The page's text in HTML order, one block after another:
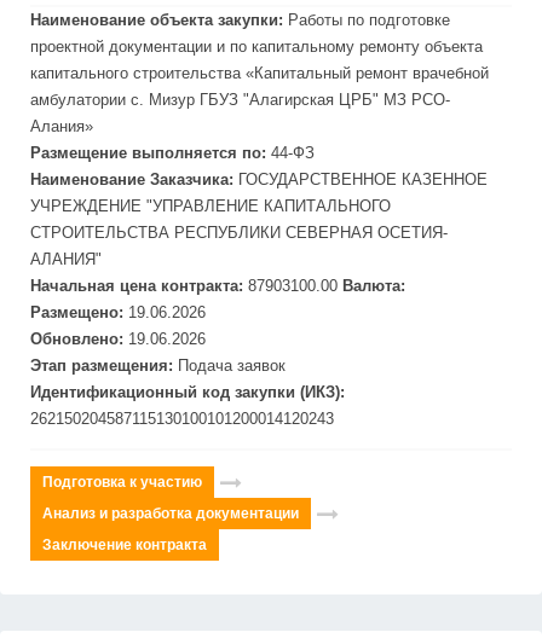
Наименование объекта закупки: Работы по подготовке
проектной документации и по капитальному ремонту объекта
капитального строительства «Капитальный ремонт врачебной
амбулатории с. Мизур ГБУЗ "Алагирская ЦРБ" МЗ РСО-
Алания»
Размещение выполняется по: 44-ФЗ
Наименование Заказчика: ГОСУДАРСТВЕННОЕ КАЗЕННОЕ
УЧРЕЖДЕНИЕ "УПРАВЛЕНИЕ КАПИТАЛЬНОГО
СТРОИТЕЛЬСТВА РЕСПУБЛИКИ СЕВЕРНАЯ ОСЕТИЯ-
АЛАНИЯ"
Начальная цена контракта: 87903100.00 Валюта:
Размещено: 19.06.2026
Обновлено: 19.06.2026
Этап размещения: Подача заявок
Идентификационный код закупки (ИКЗ):
262150204587115130100101200014120243
Подготовка к участию
Анализ и разработка документации
Заключение контракта